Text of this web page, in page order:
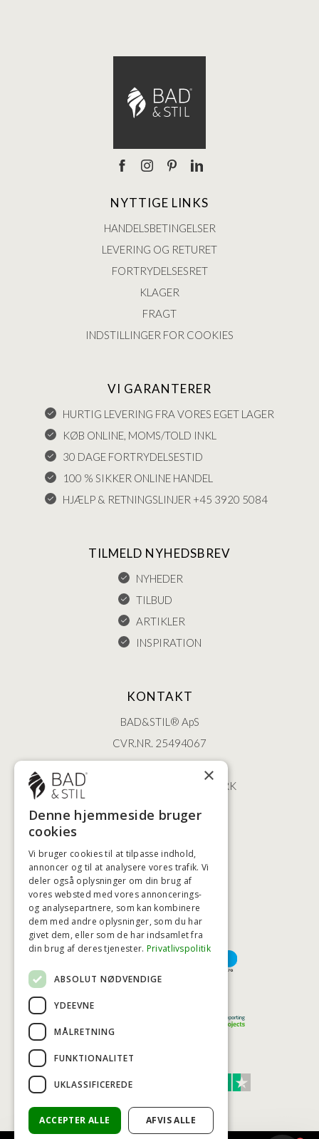
NYTTIGE LINKS
HANDELSBETINGELSER
LEVERING OG RETURET
FORTRYDELSESRET
KLAGER
FRAGT
INDSTILLINGER FOR COOKIES
VI GARANTERER
HURTIG LEVERING FRA VORES EGET LAGER
KØB ONLINE, MOMS/TOLD INKL
30 DAGE FORTRYDELSESTID
100 % SIKKER ONLINE HANDEL
HJÆLP & RETNINGSLINJER +45 3920 5084
TILMELD NYHEDSBREV
NYHEDER
TILBUD
ARTIKLER
INSPIRATION
KONTAKT
BAD&STIL® ApS
CVR.NR. 25494067
ØSTERBROGADE 202
2100 KØBENHAVN • DANMARK
+45 3920 5084
HØJESTE KREDITVÆRDIGHED
BETALINGSMULIGHEDER
TRUST SCORE 4,7
×
Denne hjemmeside bruger
cookies
Vi bruger cookies til at tilpasse indhold,
annoncer og til at analysere vores trafik. Vi
deler også oplysninger om din brug af
vores websted med vores annoncerings-
og analysepartnere, som kan kombinere
dem med andre oplysninger, som du har
givet dem, eller som de har indsamlet fra
din brug af deres tjenester. Privatlivspolitik
ABSOLUT NØDVENDIGE
YDEEVNE
MÅLRETNING
FUNKTIONALITET
UKLASSIFICEREDE
ACCEPTER ALLE AFVIS ALLE